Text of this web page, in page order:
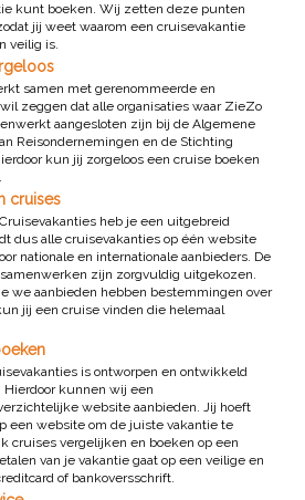
kunt boeken. Wij zetten deze punten
jij weet waarom een cruisevakantie
veilig is.
samen met gerenommeerde en
zeggen dat alle organisaties waar ZieZo
aangesloten zijn bij de Algemene
Reisondernemingen en de Stichting
kun jij zorgeloos een cruise boeken
cruises
heb je een uitgebreid
dus alle cruisevakanties op één website
nationale en internationale aanbieders. De
zijn zorgvuldig uitgekozen.
we aanbieden hebben bestemmingen over
jij een cruise vinden die helemaal
is ontworpen en ontwikkeld
Hierdoor kunnen wij een
website aanbieden. Jij hoeft
een website om de juiste vakantie te
cruises vergelijken en boeken op een
van je vakantie gaat op een veilige en
of bankoversschrift.